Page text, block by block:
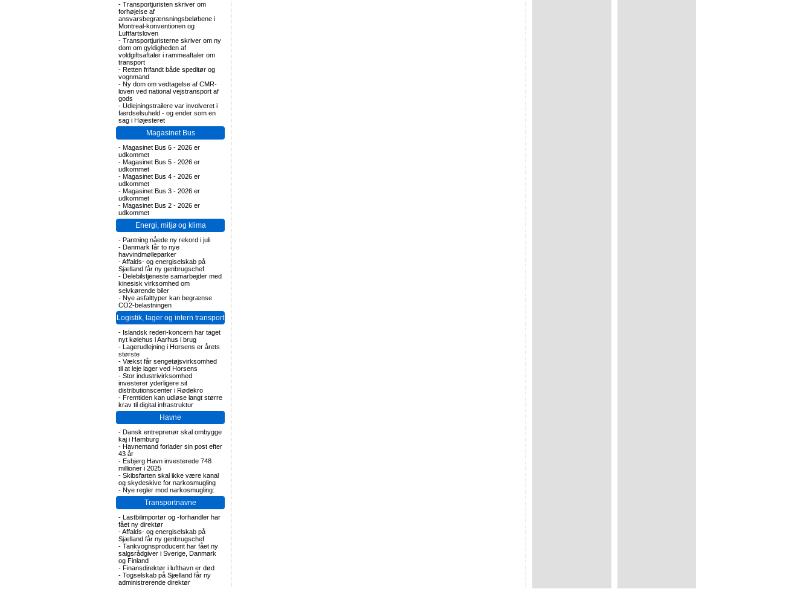
- Transportjuristen skriver om
forhøjelse af
ansvarsbegrænsningsbeløbene i
Montreal-konventionen og
Luftfartsloven
- Transportjuristerne skriver om ny
dom om gyldigheden af
voldgiftsaftaler i rammeaftaler om
transport
- Retten frifandt både speditør og
vognmand
- Ny dom om vedtagelse af CMR-
loven ved national vejstransport af
gods
- Udlejningstrailere var involveret i
færdselsuheld - og ender som en
sag i Højesteret
Magasinet Bus
- Magasinet Bus 6 - 2026 er
udkommet
- Magasinet Bus 5 - 2026 er
udkommet
- Magasinet Bus 4 - 2026 er
udkommet
- Magasinet Bus 3 - 2026 er
udkommet
- Magasinet Bus 2 - 2026 er
udkommet
Energi, miljø og klima
- Pantning nåede ny rekord i juli
- Danmark får to nye
havvindmølleparker
-Affalds- og energiselskab på
Sjælland får ny genbrugschef
- Delebilstjeneste samarbejder med
kinesisk virksomhed om
selvkørende biler
- Nye asfalttyper kan begrænse
CO2-belastningen
Logistik, lager og intern transport
- Islandsk rederi-koncern har taget
nyt kølehus i Aarhus i brug
- Lagerudlejning i Horsens er årets
største
- Vækst får sengetøjsvirksomhed
til at leje lager ved Horsens
- Stor industrivirksomhed
investerer yderligere sit
distributionscenter i Rødekro
- Fremtiden kan udløse langt større
krav til digital infrastruktur
Havne
- Dansk entreprenør skal ombygge
kaj i Hamburg
- Havnemand forlader sin post efter
43 år
- Esbjerg Havn investerede 748
millioner i 2025
- Skibsfarten skal ikke være kanal
og skydeskive for narkosmugling
- Nye regler mod narkosmugling:
Transportnavne
- Lastbilimportør og -forhandler har
fået ny direktør
-Affalds- og energiselskab på
Sjælland får ny genbrugschef
- Tankvognsproducent har fået ny
salgsrådgiver i Sverige, Danmark
og Finland
- Finansdirektør i lufthavn er død
- Togselskab på Sjælland får ny
administrerende direktør